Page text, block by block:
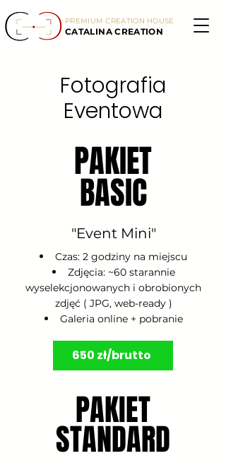
CATALINA CREATION
PREMIUM CREATION HOUSE
Fotografia
Eventowa
"Event Mini"
Czas: 2 godziny na miejscu
Zdjęcia: ~60 starannie
wyselekcjonowanych i obrobionych
zdjęć ( JPG, web-ready )
Galeria online + pobranie
650 zł/brutto
PAKIET
BASIC
PAKIET
BASIC
PAKIET
STANDARD
PAKIET
STANDARD